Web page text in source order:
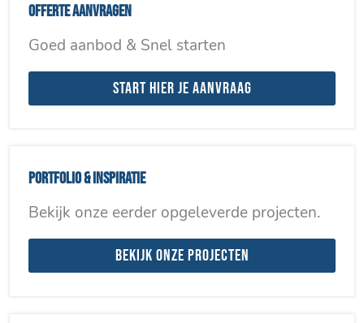
Offerte aanvragen
Goed aanbod & Snel starten
Start hier je aanvraag
Portfolio & inspiratie
Bekijk onze eerder opgeleverde projecten.
Bekijk onze projecten